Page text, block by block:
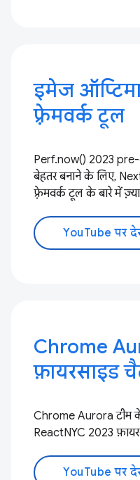
इमेज
फ़्रेमवर्क टूल
Perf.now() 2023
बेहतर बनाने के लिए,
फ़्रेमवर्क टूल के बारे में
YouTube पर
Chrome
फ़ायरसाइड
Chrome Aurora टीम
ReactNYC 2023
YouTube पर